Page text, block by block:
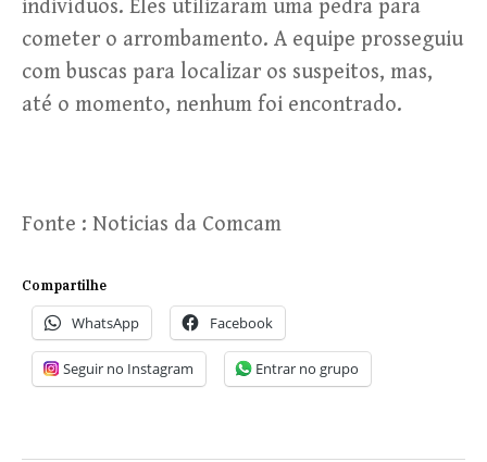
indivíduos. Eles utilizaram uma pedra para
cometer o arrombamento. A equipe prosseguiu
com buscas para localizar os suspeitos, mas,
até o momento, nenhum foi encontrado.
Fonte : Noticias da Comcam
Compartilhe
WhatsApp Facebook
Seguir no Instagram Entrar no grupo